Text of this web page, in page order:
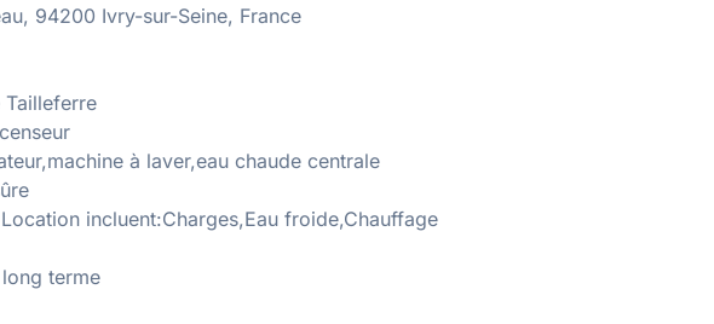
94200 Ivry-sur-Seine, France
Tailleferre
à laver,eau chaude centrale
incluent:Charges,Eau froide,Chauffage
long terme